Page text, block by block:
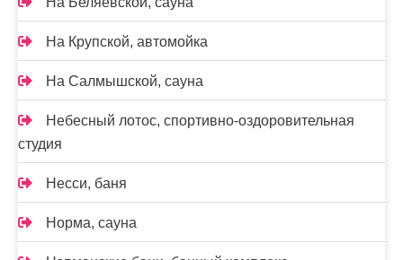
На Крупской, автомойка
На Салмышской, сауна
Небесный лотос, спортивно-оздоровительная
студия
Несси, баня
Норма, сауна